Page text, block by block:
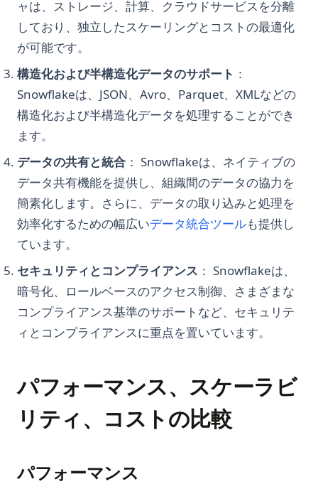
How to Train ChatGPT for Business and Personal Use
How to Training ChatGPT on Custom Data for Advanced
How to Turn On Chat GPT Developer Mode - Simple Guide
How to Use AutoGPT: Step-by-Step Guide
How to Use Chat GPT without Sign In
How to Use ChatGPT for Coding
How to Use ChatGPT for Python Coding
How to Use GPT-4 for Free: A Comprehensive Guide
How to Use GPT-4 without ChatGPT Plus Subscription
Hugging Face Transformers: Your Gateway to State-of-the-
Art NLP
Hugging Face Transformers：最先端のNLPへの入り口
InstructGPT: ChatGPTの裏にある隠された力
InstructGPT: the Hidden Power Behind ChatGPT
Pointing
InternGPT: ポイント以外の方法でChatGPTとのインタラクショ
ンを拡大
Mind
する完全ガイド
Pandas to_datetime: Convert Strings, Timestamps, and
Mixed Formats
Pandas to_sql() メソッド：効率的なSQLの書き方のためのヒン
ト
Pandas value_counts(): Count Unique Values Like a Pro
Pandas ピボットテーブル：Excelのようにデータを要約・整形
Pandas ローリングウィンドウ: rolling・expanding・EWM の
使い方
Pandas 文字列操作：ベクトル化テキストクリーニング
択する
Pandas: Find and Filter Values in a DataFrame Column
Pandasql - Python Package for Querying DataFrames Using
SQL
Pandasql - SQL で DataFrame をクエリするための Python パ
Pandasでデータにアクセスおよび操作するための
DataFrame.locの使用
Pandasでヒストグラムを作成する方法：ステップバイステップ
ガイド
手法
Python Floor Division: Complete Guide to the // Operator
Python Generators: Complete Guide to yield, Generator
Expressions, and Lazy Evaluation
Python Get All Files in a Directory: Fast, Modern & Efficient
Python JSON: Parse, Read, Write, and Convert JSON Data
Python KNN: Mastering K Nearest Neighbor Regression
with sklearn
Python KNN: sklearnを使ったK最近傍回帰のマスター
Python Lambda Functions: A Clear Guide with Practical
Examples
Python Lambda関数：実用的な例を用いた明快ガイド
Python List Comprehension: Complete Guide with
Examples and Performance Tips
Python Logging: The Complete Guide to Logging in Python
Python Make Beautiful Soup Faster: Improve Your Web
Scraping Efficiencies Now!
Python Multiprocessing: Parallel Processing Guide for
Python Multiprocessing：高速化のための並列処理ガイド
Examples
ャは、ストレージ、計算、クラウドサービスを分離
しており、独立したスケーリングとコストの最適化
が可能です。
構造化および半構造化データのサポート ：
Snowflakeは、JSON、Avro、Parquet、XMLなどの
構造化および半構造化データを処理することができ
ます。
データの共有と統合 ： Snowflakeは、ネイティブの
データ共有機能を提供し、組織間のデータの協力を
簡素化します。さらに、データの取り込みと処理を
効率化するための幅広いデータ統合ツール(opens in a
も提供し
ています。
セキュリティとコンプライアンス ： Snowflakeは、
暗号化、ロールベースのアクセス制御、さまざまな
コンプライアンス基準のサポートなど、セキュリテ
ィとコンプライアンスに重点を置いています。
パフォーマンス、スケーラビ
リティ、コストの比較
パフォーマンス